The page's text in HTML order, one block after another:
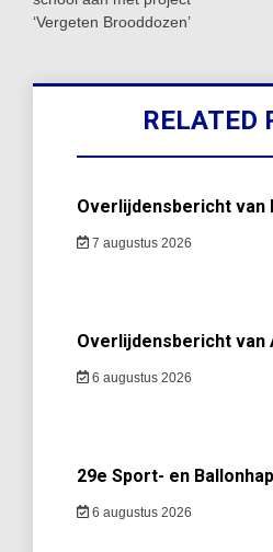
‘Vergeten Brooddozen’
RELATED
Overlijdensbericht van
7 augustus 2026
Overlijdensbericht van
6 augustus 2026
29e Sport- en
6 augustus 2026